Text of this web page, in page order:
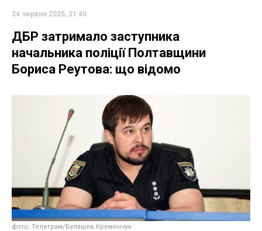
24 червня 2025, 21:40
ДБР затримало заступника
начальника поліції Полтавщини
Бориса Реутова: що відомо
фото: Телеграм/Булашев Кременчук